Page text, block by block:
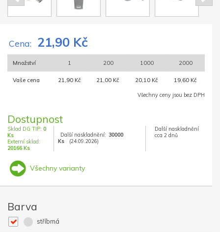
Cena: 21,90 Kč
Množství 1 200 1000 2000
Vaše cena 21,90 Kč 21,00 Kč 20,10 Kč 19,60 Kč
Všechny ceny jsou bez DPH
Dostupnost
Sklad DG TIP: 0
Ks
Externí sklad:
20166 Ks
Další naskladnění: 30000
Ks
(24.09.2026)
Další naskladnění
cca 2 dnů
Všechny varianty
Barva
stříbrná